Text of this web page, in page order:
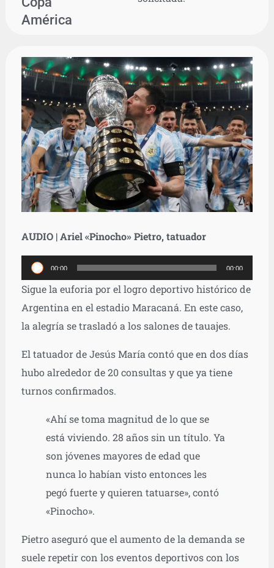
América
AUDIO | Ariel «Pinocho» Pietro, tatuador
Reproductor
de
00:00 00:00
Sigue la euforia por el logro deportivo histórico de
Argentina en el estadio Maracaná. En este caso,
la alegría se trasladó a los salones de tauajes.
El tatuador de Jesús María contó que en dos días
hubo alrededor de 20 consultas y que ya tiene
turnos confirmados.
«Ahí se toma magnitud de lo que se
está viviendo. 28 años sin un título. Ya
son jóvenes mayores de edad que
nunca lo habían visto entonces les
pegó fuerte y quieren tatuarse», contó
«Pinocho».
Pietro aseguró que el aumento de la demanda se
suele repetir con los eventos deportivos con los